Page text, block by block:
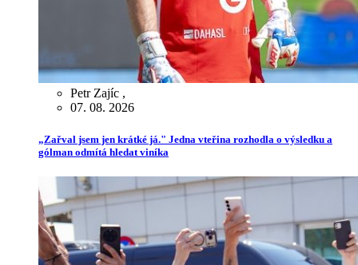
Petr Zajíc ,
07. 08. 2026
„Zařval jsem jen krátké já." Jedna vteřina rozhodla o výsledku a
gólman odmítá hledat viníka